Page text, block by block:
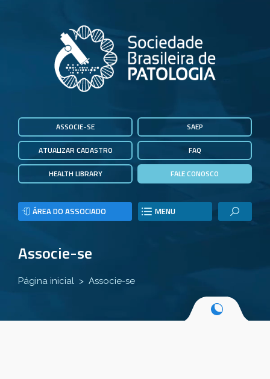
ASSOCIE-SE
ATUALIZAR CADASTRO
HEALTH LIBRARY
SAEP
FAQ
FALE CONOSCO
ÁREA DO ASSOCIADO MENU
Associe-se
Página inicial Associe-se